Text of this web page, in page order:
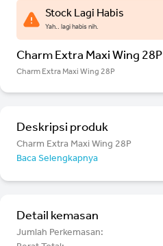
Stock Lagi Habis
Yah.. lagi habis nih.
Charm Extra Maxi Wing 28P
Charm Extra Maxi Wing 28P
Deskripsi produk
Charm Extra Maxi Wing 28P
Baca Selengkapnya
Detail kemasan
Jumlah Perkemasan: